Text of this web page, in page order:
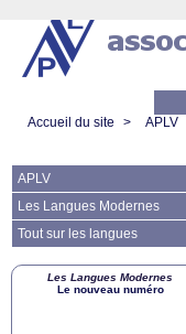
Accueil du site
> APLV
APLV
Les Langues Modernes
Tout sur les langues
Les Langues Modernes
Le nouveau numéro